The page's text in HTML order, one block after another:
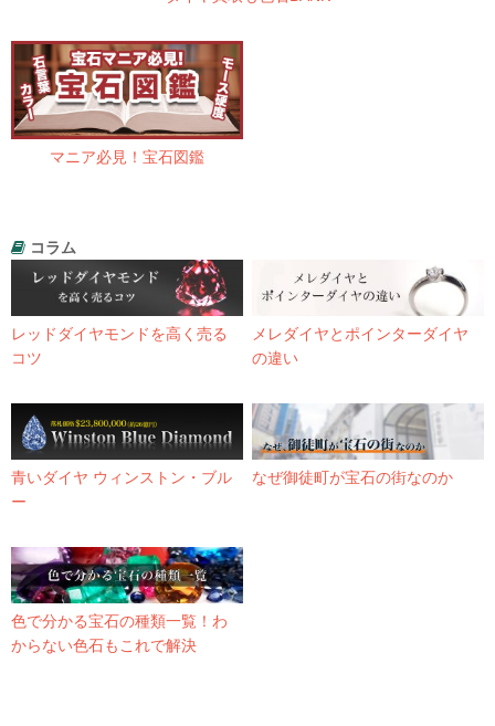
マニア必見！宝石図鑑
コラム
レッドダイヤモンドを高く売る
コツ
メレダイヤとポインターダイヤ
の違い
青いダイヤ ウィンストン・ブル
ー
なぜ御徒町が宝石の街なのか
色で分かる宝石の種類一覧！わ
からない色石もこれで解決